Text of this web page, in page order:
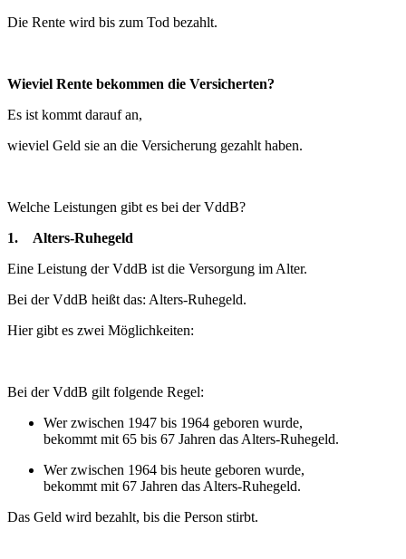
Die Rente wird bis zum Tod bezahlt.
Wieviel Rente bekommen die Versicherten?
Es ist kommt darauf an,
wieviel Geld sie an die Versicherung gezahlt haben.
Welche Leistungen gibt es bei der VddB?
1. Alters-Ruhegeld
Eine Leistung der VddB ist die Versorgung im Alter.
Bei der VddB heißt das: Alters-Ruhegeld.
Hier gibt es zwei Möglichkeiten:
Bei der VddB gilt folgende Regel:
Wer zwischen 1947 bis 1964 geboren wurde,
bekommt mit 65 bis 67 Jahren das Alters-Ruhegeld.
Wer zwischen 1964 bis heute geboren wurde,
bekommt mit 67 Jahren das Alters-Ruhegeld.
Das Geld wird bezahlt, bis die Person stirbt.